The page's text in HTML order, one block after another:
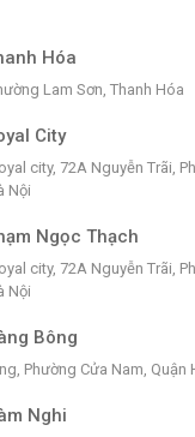
Hóa
Lam Sơn, Thanh Hóa
City
city, 72A Nguyễn Trãi,
Nội
Ngọc Thạch
city, 72A Nguyễn Trãi,
Nội
Bông
Phường Cửa Nam, Quận
Nghi